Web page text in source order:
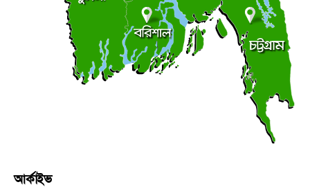
বুধবার ● ৫ আগস্ট ২০২৬
পীরগঞ্জে টাঙ্গন নদীর ভাঙ্গন রক্ষা কাজ উদ্বোধন
বুধবার ● ৫ আগস্ট ২০২৬
পটুয়াখালীতে পালিত হলো জুলাই গণঅভ্যুত্থান দিবস, শহীদ
আর্কাইভ